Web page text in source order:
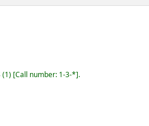
(1) Call number: 1-3-* .